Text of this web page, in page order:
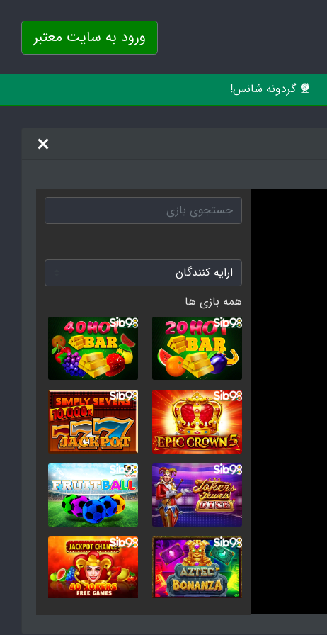
ورود به سایت معتبر
گردونه شانس!
همه بازی ها